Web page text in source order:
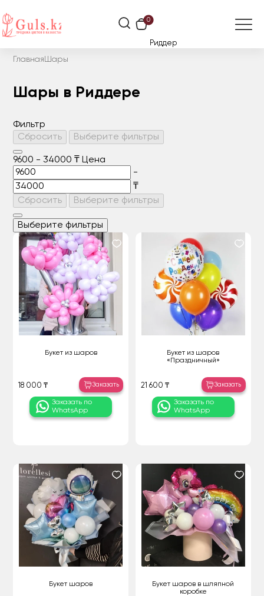
0
Риддер
Главная Шары
Шары в Риддере
Фильтр
Сбросить
Выберите фильтры
9600 - 34000 ₸ Цена
-
₸
Сбросить
Выберите фильтры
Выберите фильтры
Букет из шаров
18 000 ₸ Заказать
Заказать по
WhatsApp
Букет из шаров
«Праздничный»
21 600 ₸ Заказать
Заказать по
WhatsApp
Букет шаров
Букет шаров в шляпной
коробке